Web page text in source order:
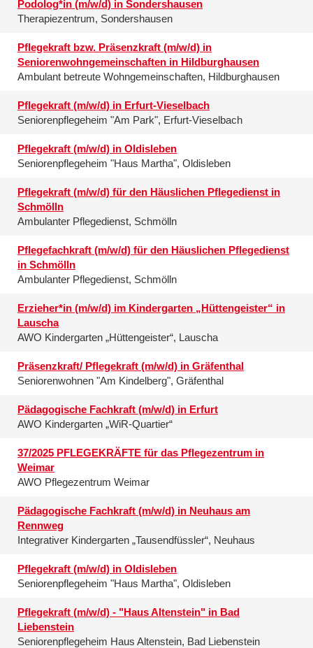
Podolog*in (m/w/d) in Sondershausen
Therapiezentrum, Sondershausen
Pflegekraft bzw. Präsenzkraft (m/w/d) in
Seniorenwohngemeinschaften in Hildburghausen
Ambulant betreute Wohngemeinschaften, Hildburghausen
Pflegekraft (m/w/d) in Erfurt-Vieselbach
Seniorenpflegeheim "Am Park", Erfurt-Vieselbach
Pflegekraft (m/w/d) in Oldisleben
Seniorenpflegeheim "Haus Martha", Oldisleben
Pflegekraft (m/w/d) für den Häuslichen Pflegedienst in
Schmölln
Ambulanter Pflegedienst, Schmölln
Pflegefachkraft (m/w/d) für den Häuslichen Pflegedienst
in Schmölln
Ambulanter Pflegedienst, Schmölln
Erzieher*in (m/w/d) im Kindergarten „Hüttengeister“ in
Lauscha
AWO Kindergarten „Hüttengeister“, Lauscha
Präsenzkraft/ Pflegekraft (m/w/d) in Gräfenthal
Seniorenwohnen "Am Kindelberg", Gräfenthal
Pädagogische Fachkraft (m/w/d) in Erfurt
AWO Kindergarten „WiR-Quartier“
37/2025 PFLEGEKRÄFTE für das Pflegezentrum in
Weimar
AWO Pflegezentrum Weimar
Pädagogische Fachkraft (m/w/d) in Neuhaus am
Rennweg
Integrativer Kindergarten „Tausendfüssler“, Neuhaus
Pflegekraft (m/w/d) in Oldisleben
Seniorenpflegeheim "Haus Martha", Oldisleben
Pflegekraft (m/w/d) - "Haus Altenstein" in Bad
Liebenstein
Seniorenpflegeheim Haus Altenstein, Bad Liebenstein